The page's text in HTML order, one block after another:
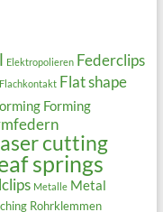
Elektropolieren Federclips
Flachkontakt Flat shape
Forming
cutting
springs
Metalle Metal
Rohrklemmen